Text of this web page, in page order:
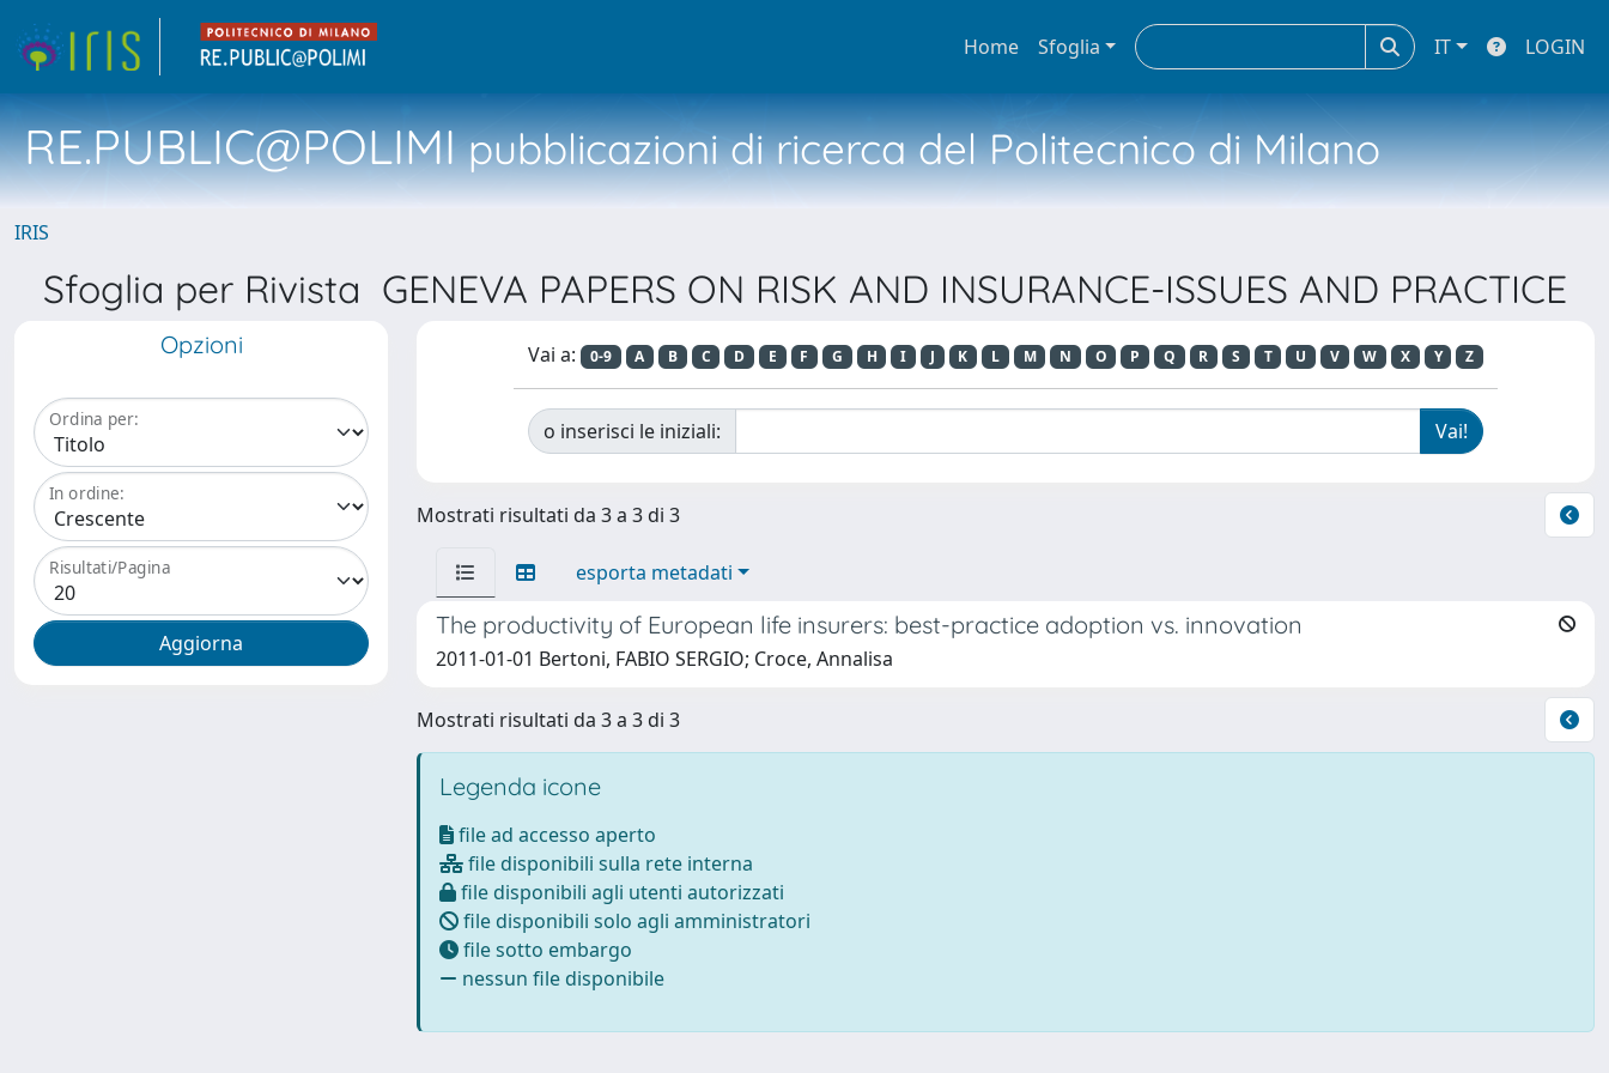
Home Sfoglia IT LOGIN
RE.PUBLIC@POLIMIpubblicazioni di ricerca del Politecnico di Milano
IRIS
Sfoglia per Rivista GENEVA PAPERS ON RISK AND INSURANCE-ISSUES AND PRACTICE
Opzioni
Ordina per:
In ordine:
Risultati/Pagina
Vai a: 0-9 A B C D E F G H I J K L M N O P Q R S T U V W X Y Z
o inserisci le iniziali:
Mostrati risultati da 3 a 3 di 3
esporta metadati
The productivity of European life insurers: best-practice adoption vs. innovation
2011-01-01 Bertoni, FABIO SERGIO; Croce, Annalisa
Mostrati risultati da 3 a 3 di 3
Legenda icone
file ad accesso aperto
file disponibili sulla rete interna
file disponibili agli utenti autorizzati
file disponibili solo agli amministratori
file sotto embargo
nessun file disponibile